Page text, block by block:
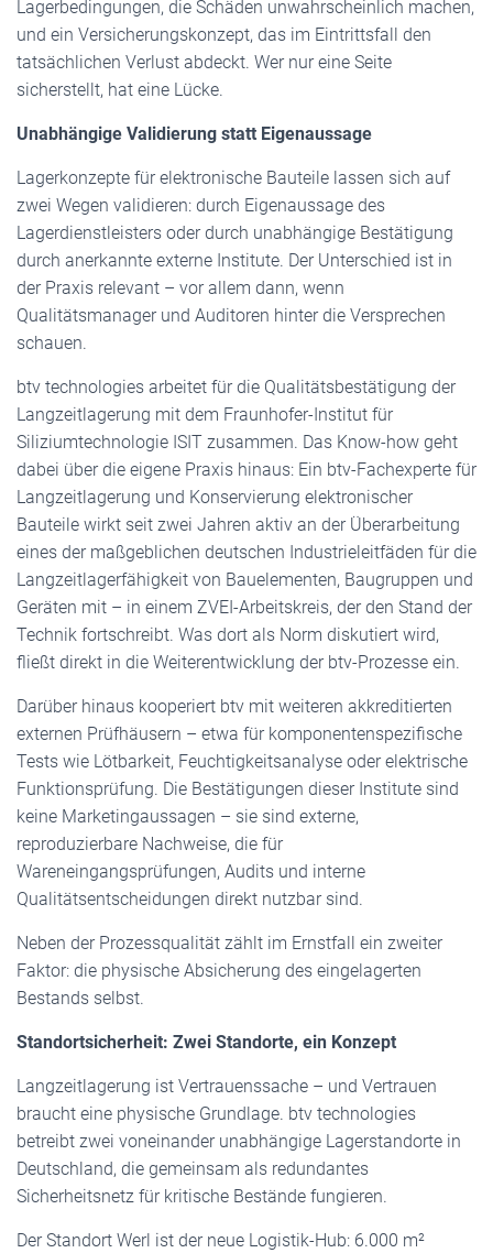
Lagerbedingungen, die Schäden unwahrscheinlich machen,
und ein Versicherungskonzept, das im Eintrittsfall den
tatsächlichen Verlust abdeckt. Wer nur eine Seite
sicherstellt, hat eine Lücke.
Unabhängige Validierung statt Eigenaussage
Lagerkonzepte für elektronische Bauteile lassen sich auf
zwei Wegen validieren: durch Eigenaussage des
Lagerdienstleisters oder durch unabhängige Bestätigung
durch anerkannte externe Institute. Der Unterschied ist in
der Praxis relevant – vor allem dann, wenn
Qualitätsmanager und Auditoren hinter die Versprechen
schauen.
btv technologies arbeitet für die Qualitätsbestätigung der
Langzeitlagerung mit dem Fraunhofer-Institut für
Siliziumtechnologie ISIT zusammen. Das Know-how geht
dabei über die eigene Praxis hinaus: Ein btv-Fachexperte für
Langzeitlagerung und Konservierung elektronischer
Bauteile wirkt seit zwei Jahren aktiv an der Überarbeitung
eines der maßgeblichen deutschen Industrieleitfäden für die
Langzeitlagerfähigkeit von Bauelementen, Baugruppen und
Geräten mit – in einem ZVEI-Arbeitskreis, der den Stand der
Technik fortschreibt. Was dort als Norm diskutiert wird,
fließt direkt in die Weiterentwicklung der btv-Prozesse ein.
Darüber hinaus kooperiert btv mit weiteren akkreditierten
externen Prüfhäusern – etwa für komponentenspezifische
Tests wie Lötbarkeit, Feuchtigkeitsanalyse oder elektrische
Funktionsprüfung. Die Bestätigungen dieser Institute sind
keine Marketingaussagen – sie sind externe,
reproduzierbare Nachweise, die für
Wareneingangsprüfungen, Audits und interne
Qualitätsentscheidungen direkt nutzbar sind.
Neben der Prozessqualität zählt im Ernstfall ein zweiter
Faktor: die physische Absicherung des eingelagerten
Bestands selbst.
Standortsicherheit: Zwei Standorte, ein Konzept
Langzeitlagerung ist Vertrauenssache – und Vertrauen
braucht eine physische Grundlage. btv technologies
betreibt zwei voneinander unabhängige Lagerstandorte in
Deutschland, die gemeinsam als redundantes
Sicherheitsnetz für kritische Bestände fungieren.
Der Standort Werl ist der neue Logistik-Hub: 6.000 m²